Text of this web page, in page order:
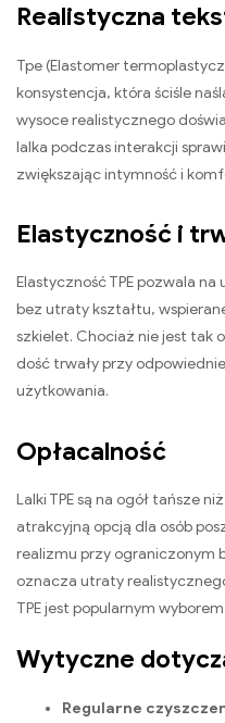
Realistyczna
Tpe (Elastomer
konsystencja, która ściśle
wysoce realistycznego
lalka podczas interakcji
zwiększając intymność i
Elastyczność i
Elastyczność TPE pozwala
bez utraty kształtu,
szkielet. Chociaż nie jest tak
dość trwały przy
użytkowania.
Opłacalność
Lalki TPE są na ogół tańsze
atrakcyjną opcją dla osób
realizmu przy ograniczonym
oznacza utraty
TPE jest popularnym
Wytyczne
Regularne